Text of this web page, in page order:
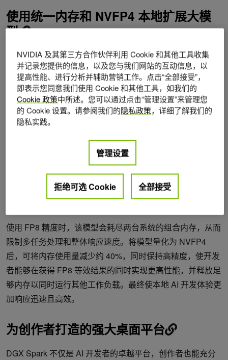
使用统一内存和 NVFP4 本地扩展大模
型
DGX Spark 专为大模型本地化应用而设计，配备 128GB 统
一内存，并采用紧凑的桌面形态。两台 DGX Spark 系统互
连可提供 256GB 的组合内存，支持开发者能够在本地运行
更大的模型。
系统通过 ConnectX-7 网络连接，提供 200Gbps 带宽，实现
支持 NVIDIA NVFP4 数据格式，可使新一代模型大幅降低内
存占用，同时提升吞吐量。例如，在相同的双 DGX Spark
配置上，使用 NVFP4 精度和推测解码运行 Qwen-235B 模
型，相比 FP8 执行性能最高提升 2.6 倍。
使用 FP8 精度时，该模型会耗尽两台系统的组合内存，从而
限制多任务处理和整体响应速度。将模型量化为 NVFP4
后，可将内存使用量减少约 40%，同时保持高精度，使开发
者能够在获得 FP8 等效结果的同时实现更高性能，并释放足
够内存以同时运行其他工作负载。最终使本地 AI 开发体验更
加响应迅速且高效。
为创作者打造的强大桌面平台
DGX Spark 不仅是 AI 开发者的卓越平台，创作者也能充分
NVIDIA 及其第三方合作伙伴利用 Cookie 和其他工具收集
并记录您提供的信息，以及您与我们网站的互动信息，以
提高性能、进行分析并辅助营销工作。点击“全部接受”，
即表示您同意我们使用 Cookie 和其他工具，如我们的
Cookie 政策中所述。您可以通过点击“管理设置”来管理您
的 Cookie 设置。请参阅我们的隐私政策，详细了解我们的
隐私实践。
管理设置
拒绝可选 Cookie 全部接受